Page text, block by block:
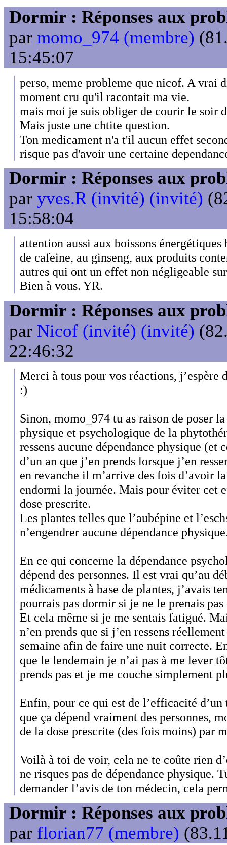
Dormir : Réponses aux
par momo_974 (membre)
15:45:07
perso, meme probleme que nicof. A vrai
moment cru qu'il racontait ma vie.
mais moi je suis obliger de courir le soir
Mais juste une chtite question.
Ton medicament n'a t'il aucun effet
risque pas d'avoir une certaine
Dormir : Réponses aux
par yves.R (invité) (invité)
15:58:04
attention aussi aux boissons
de cafeine, au ginseng, aux produits
autres qui ont un effet non négligeable
Bien à vous. YR.
Dormir : Réponses aux
par Nicof (invité) (invité)
22:46:32
Merci à tous pour vos réactions, j’espère
:)
Sinon, momo_974 tu as raison de poser
physique et psychologique de la
ressens aucune dépendance physique (et
d’un an que j’en prends lorsque j’en
en revanche il m’arrive des fois d’avoir
endormi la journée. Mais pour éviter cet
dose prescrite.
Les plantes telles que l’aubépine et
n’engendrer aucune dépendance
En ce qui concerne la dépendance
dépend des personnes. Il est vrai qu’au
médicaments à base de plantes, j’avais
pourrais pas dormir si je ne le prenais
Et cela même si je me sentais fatigué.
n’en prends que si j’en ressens
semaine afin de faire une nuit correcte.
que le lendemain je n’ai pas à me lever
prends pas et je me couche simplement
Enfin, pour ce qui est de l’efficacité
que ça dépend vraiment des personnes,
de la dose prescrite (des fois moins) par
Voilà à toi de voir, cela ne te coûte rien
ne risques pas de dépendance physique.
demander l’avis de ton médecin, cela
Dormir : Réponses aux
par florian77 (membre)